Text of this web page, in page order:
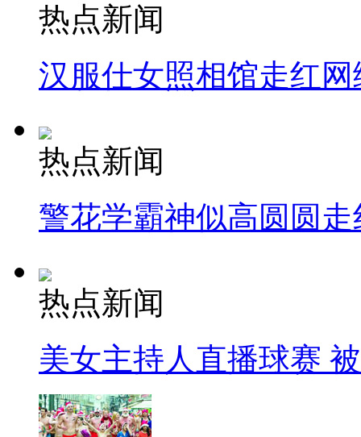
热点新闻
汉服仕女照相馆走红网
热点新闻
警花学霸神似高圆圆走
热点新闻
美女主持人直播球赛